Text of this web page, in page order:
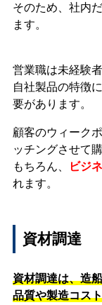
そのため、社内
ます。
営業職は未経験
自社製品の特徴
要があります。
顧客のウィーク
ッチングさせて
もちろん、
ビジ
れます。
資材調達
資材調達は、造
品質や製造コス